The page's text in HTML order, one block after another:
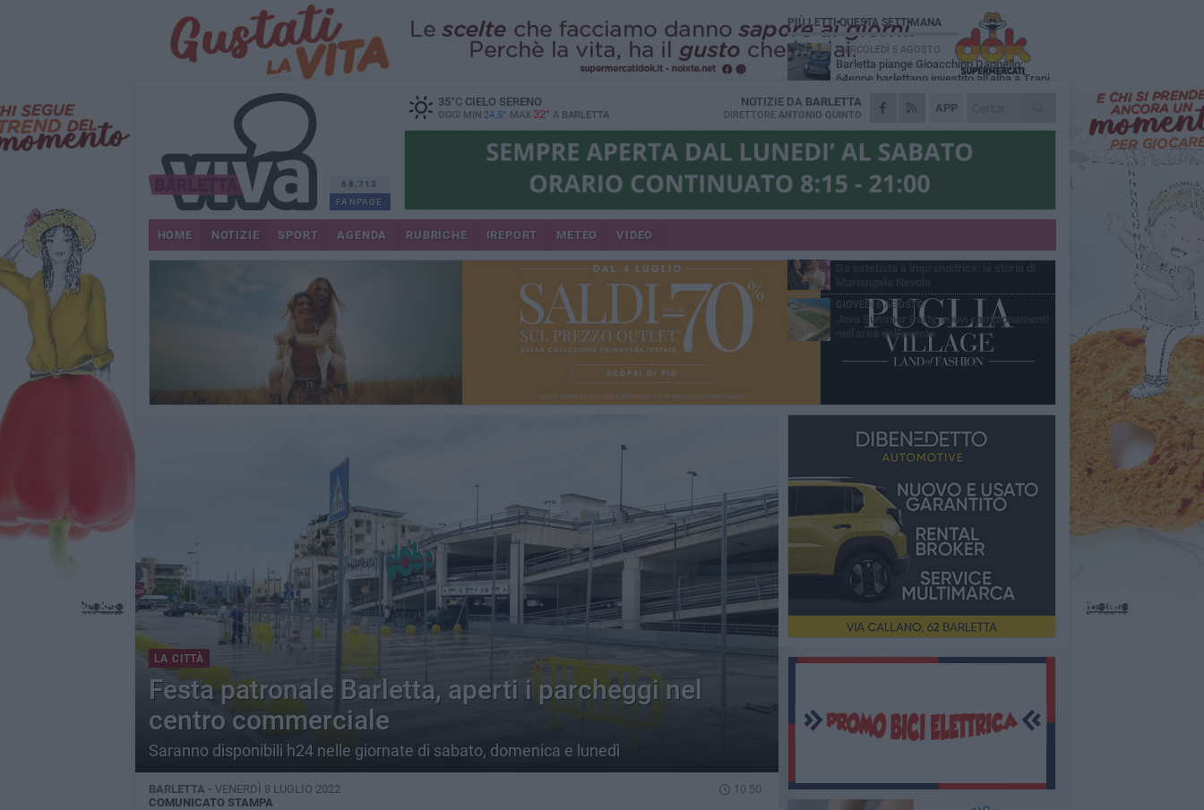
68.713
FANPAGE
35°CCIELO SERENO
OGGI MIN 24.5° MAX 32° A BARLETTA
APP
NOTIZIE DA BARLETTA
DIRETTORE ANTONIO QUINTO
HOME NOTIZIE SPORT AGENDA RUBRICHE IREPORT METEO VIDEO
LA CITTÀ
Festa patronale Barletta, aperti i parcheggi nel
centro commerciale
Saranno disponibili h24 nelle giornate di sabato, domenica e lunedì
BARLETTA - VENERDÌ 8 LUGLIO 2022
10.50
COMUNICATO STAMPA
PIÙ LETTI QUESTA SETTIMANA
MERCOLEDÌ 5 AGOSTO
Barletta piange Gioacchino Dagnello:
64enne barlettano investito all'alba a Trani
GIOVEDÌ 6 AGOSTO
Il ricordo di "Cecco", il benzinaio col
sorriso: «Contava i giorni che lo
separavano dalla pensione»
VENERDÌ 7 AGOSTO
bloccato verso Bari
Jova Summer Party, giovedì mattina
VENERDÌ 7 AGOSTO
GIOVEDÌ 6 AGOSTO
Jova Summer Party, nuovi campionamenti
nell'area dell'evento